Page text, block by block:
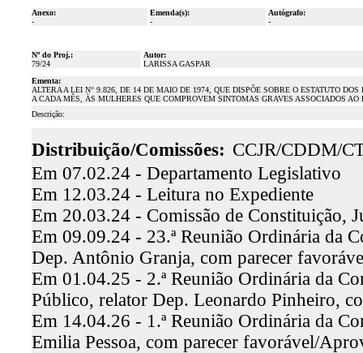
Anexo:
-
Emenda(s):
-
Autógrafo:
-
Nº do Proj.:
79/24
Autor:
LARISSA GASPAR
Ementa:
ALTERA A LEI N° 9.826, DE 14 DE MAIO DE 1974, QUE DISPÕE SOBRE O ESTATUTO
A CADA MÊS, ÀS MULHERES QUE COMPROVEM SINTOMAS GRAVES ASSOCIADOS
Descrição:
Distribuição/Comissões: CCJR/CDDM/
Em 07.02.24 - Departamento Legislativo
Em 12.03.24 - Leitura no Expediente
Em 20.03.24 - Comissão de Constituição,
Em 09.09.24 - 23.ª Reunião Ordinária da
Dep. Antônio Granja, com parecer
Em 01.04.25 - 2.ª Reunião Ordinária da
Público, relator Dep. Leonardo Pinheiro,
Em 14.04.26 - 1.ª Reunião Ordinária da
Emilia Pessoa, com parecer favorável/